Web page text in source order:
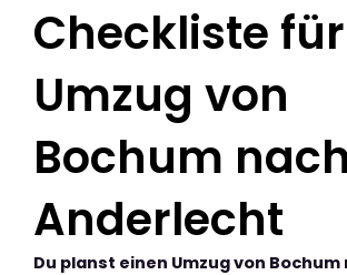
Checkliste
Umzug von
Bochum nach
Anderlecht
Du planst einen Umzug von Bochum